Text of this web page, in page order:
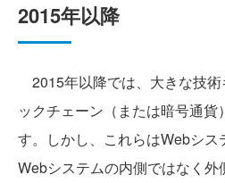
2015年以降
2015年以降では、大きな技
ックチェーン（または暗号通貨
す。しかし、これらはWebシス
Webシステムの内側ではなく外